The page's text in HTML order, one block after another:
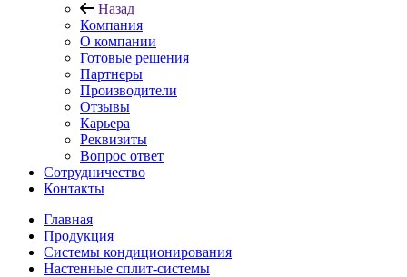
Назад
Компания
О компании
Готовые решения
Партнеры
Производители
Отзывы
Карьера
Реквизиты
Вопрос ответ
Сотрудничество
Контакты
Главная
Продукция
Системы кондиционирования
Настенные сплит-системы